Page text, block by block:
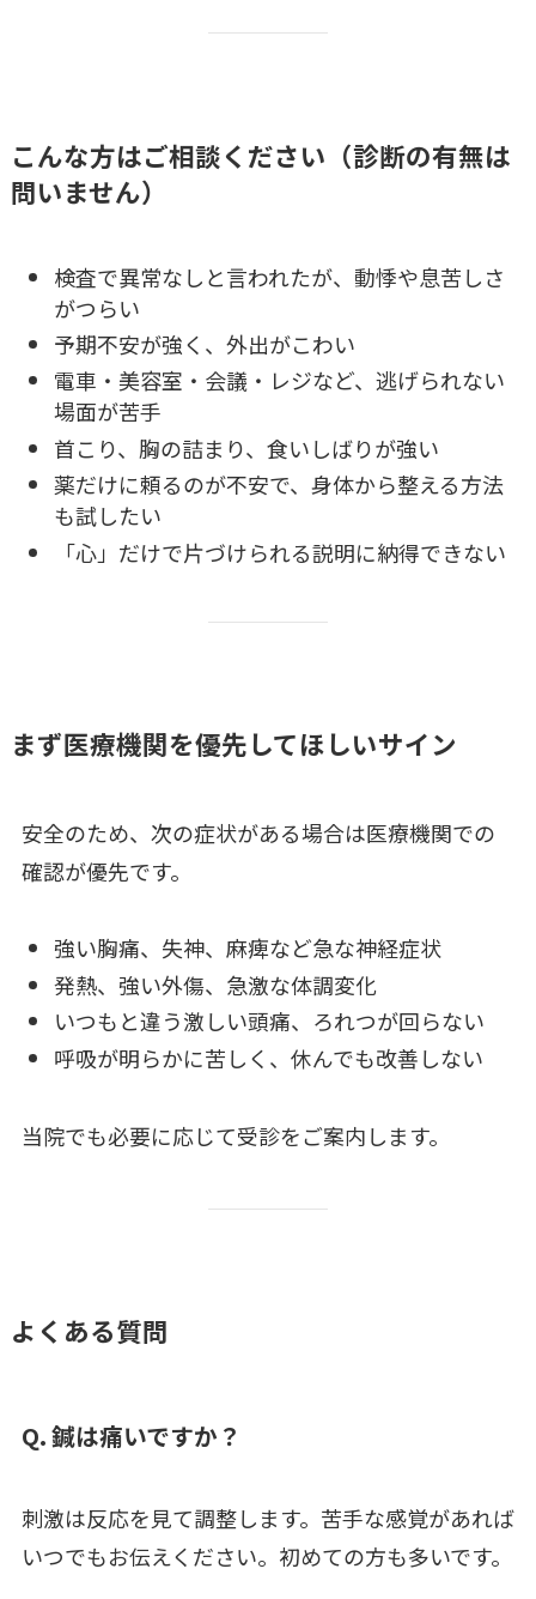
こんな方はご相談ください（診断の有無は
問いません）
検査で異常なしと言われたが、動悸や息苦しさ
がつらい
予期不安が強く、外出がこわい
電車・美容室・会議・レジなど、逃げられない
場面が苦手
首こり、胸の詰まり、食いしばりが強い
薬だけに頼るのが不安で、身体から整える方法
も試したい
「心」だけで片づけられる説明に納得できない
まず医療機関を優先してほしいサイン
安全のため、次の症状がある場合は医療機関での
確認が優先です。
強い胸痛、失神、麻痺など急な神経症状
発熱、強い外傷、急激な体調変化
いつもと違う激しい頭痛、ろれつが回らない
呼吸が明らかに苦しく、休んでも改善しない
当院でも必要に応じて受診をご案内します。
よくある質問
Q. 鍼は痛いですか？
刺激は反応を見て調整します。苦手な感覚があれば
いつでもお伝えください。初めての方も多いです。